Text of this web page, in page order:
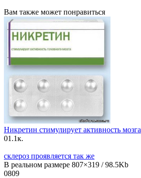
Вам также может понравиться
Никретин стимулирует активность мозга
01.1к.
склероз проявляется так же
В реальном размере 807×319 / 98.5Kb
0809